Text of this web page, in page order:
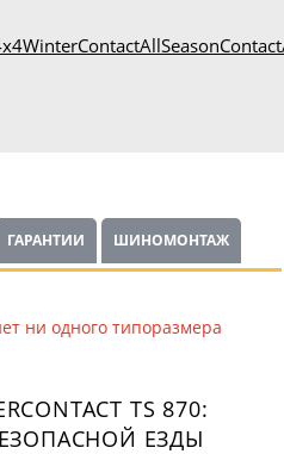
AllSeasonContact
ГАРАНТИИ ШИНОМОНТАЖ
ни одного типоразмера
TS 870:
ЕЗДЫ